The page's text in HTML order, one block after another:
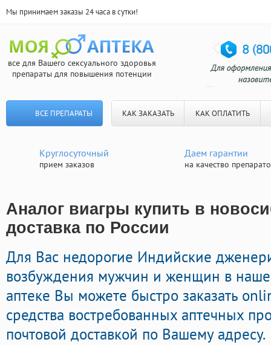
Мы принимаем заказы 24 часа в сутки!
все для Вашего сексуального здоровья
препараты для повышения потенции
ВСЕ ПРЕПАРАТЫ КАК ЗАКАЗАТЬ КАК ОПЛАТИТЬ
Круглосуточный
прием заказов
Даем гарантии
на качество
Аналог виагры купить в
доставка по России
Для Вас недорогие Индийские
возбуждения мужчин и женщин в
аптеке Вы можете быстро заказать
средства востребованных аптечных
почтовой доставкой по Вашему адресу.